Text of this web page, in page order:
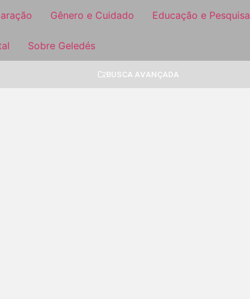
Gênero e Cuidado Educação e Pesquisa
Sobre Geledés
BUSCA AVANÇADA